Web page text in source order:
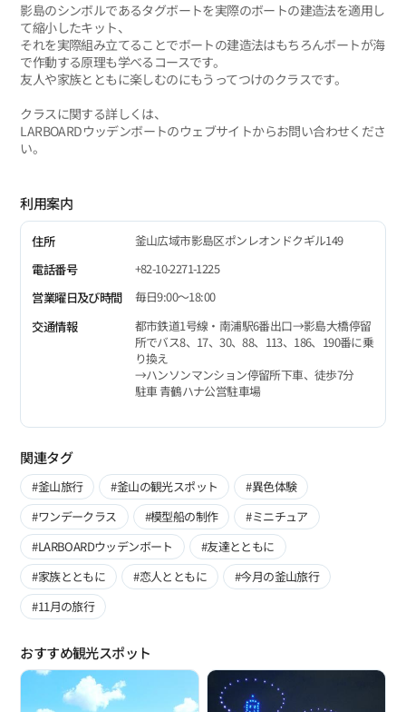
影島のシンボルであるタグボートを実際のボートの建造法を適用し
て縮小したキット、
それを実際組み立てることでボートの建造法はもちろんボートが海
で作動する原理も学べるコースです。
友人や家族とともに楽しむのにもうってつけのクラスです。
クラスに関する詳しくは、
LARBOARDウッデンボートのウェブサイトからお問い合わせくださ
い。
利用案内
住所
釜山広域市影島区ポンレオンドクギル149
電話番号
+82-10-2271-1225
営業曜日及び時間
毎日9:00～18:00
交通情報
都市鉄道1号線・南浦駅6番出口→影島大橋停留
所でバス8、17、30、88、113、186、190番に乗
り換え
→ハンソンマンション停留所下車、徒歩7分
駐車 青鶴ハナ公営駐車場
関連タグ
#釜山旅行 #釜山の観光スポット
#異色体験
#ワンデークラス
#模型船の制作
#ミニチュア
#LARBOARDウッデンボート
#友達とともに
#家族とともに
#恋人とともに
#今月の釜山旅行
#11月の旅行
おすすめ観光スポット